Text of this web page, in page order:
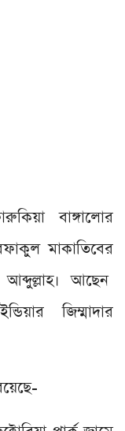
বাঙ্গালোর
মাকাতিবের
আছেন
জিম্মাদার